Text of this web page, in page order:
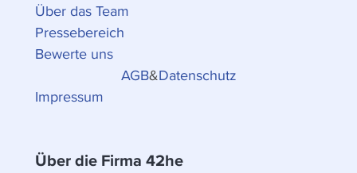
Über das Team
Pressebereich
Bewerte uns
AGB&Datenschutz
Impressum
Über die Firma 42he